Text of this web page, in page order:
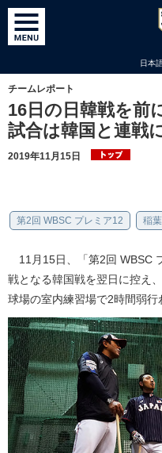
日本
チームレポート
16日の日韓戦を前
試合は韓国と連戦
2019年11月15日
第2回 WBSC プレミア12 稲
11月15日、「第2回 WBSC
戦となる韓国戦を翌日に控え
球場の室内練習場で2時間弱行